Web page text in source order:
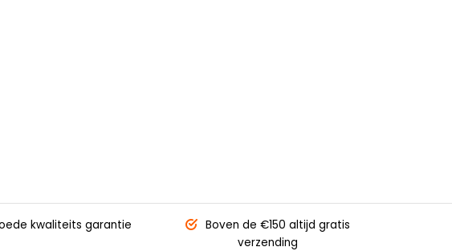
kwaliteits garantie Boven de €150 altijd gratis
verzending